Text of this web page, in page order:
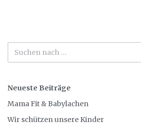
Neueste Beiträge
Mama Fit & Babylachen
Wir schützen unsere Kinder